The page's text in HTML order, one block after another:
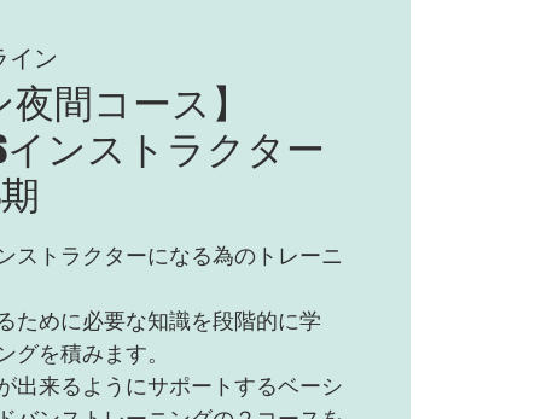
イン
間コース】
インストラクター
ストラクターになる為のトレーニ
ために必要な知識を段階的に学
グを積みます。
出来るようにサポートするベーシ